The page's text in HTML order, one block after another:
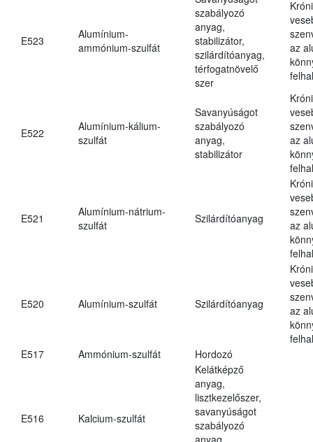
E523
Alumínium-
ammónium-szulfát
szabályozó
anyag,
stabilizátor,
szilárdítóanyag,
térfogatnövelő
szer
az
E522
Alumínium-kálium-
szulfát
Savanyúságot
szabályozó
anyag,
stabilizátor
az
E521
Alumínium-nátrium-
szulfát
Szilárdítóanyag
az
E520 Alumínium-szulfát Szilárdítóanyag
az
E517
Ammónium-szulfát Hordozó
E516 Kalcium-szulfát
Kelátképző
anyag,
lisztkezelőszer,
savanyúságot
szabályozó
anyag,